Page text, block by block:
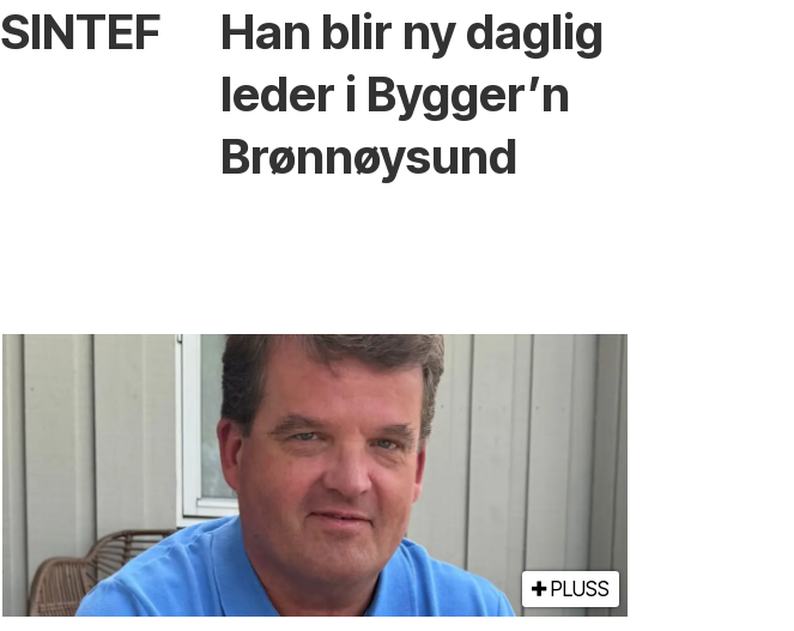
Han blir ny daglig
leder i Bygger’n
Brønnøysund
PLUSS